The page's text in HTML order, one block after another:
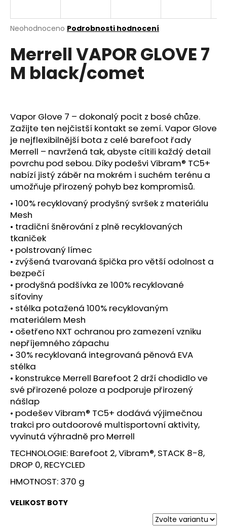
Průměrné
produktu
je
0,0
Neohodnoceno Podrobnosti hodnocení
Merrell VAPOR GLOVE 7
M black/comet
Vapor Glove 7 – dokonalý pocit z bosé chůze.
Zažijte ten nejčistší kontakt se zemí. Vapor Glove
je nejflexibilnější bota z celé barefoot řady
Merrell – navržená tak, abyste cítili každý detail
povrchu pod sebou. Díky podešvi Vibram® TC5+
nabízí jistý záběr na mokrém i suchém terénu a
umožňuje přirozený pohyb bez kompromisů.
• 100% recyklovaný prodyšný svršek z materiálu
Mesh
• tradiční šněrování z plně recyklovaných
tkaniček
• polstrovaný límec
• zvýšená tvarovaná špička pro větší odolnost a
bezpečí
• prodyšná podšívka ze 100% recyklované
síťoviny
• stélka potažená 100% recyklovaným
materiálem Mesh
• ošetřeno NXT ochranou pro zamezení vzniku
nepříjemného zápachu
• 30% recyklovaná integrovaná pěnová EVA
stélka
• konstrukce Merrell Barefoot 2 drží chodidlo ve
své přirozené poloze a podporuje přirozený
nášlap
• podešev Vibram® TC5+ dodává výjimečnou
trakci pro outdoorové multisportovní aktivity,
vyvinutá výhradně pro Merrell
TECHNOLOGIE: Barefoot 2, Vibram®, STACK 8-8,
DROP 0, RECYCLED
HMOTNOST: 370 g
VELIKOST BOTY
j
t
?
HLEDAT
D
o
p
r
u
č
u
j
e
m
e
BOTY
CRAFT
ENDURANCE
3
-
BÍLÁ
3
990
Kč